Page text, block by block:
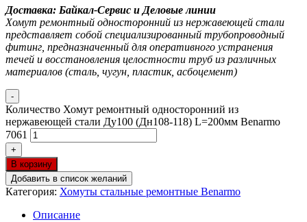
Доставка: Байкал-Сервис и Деловые линии
Хомут ремонтный односторонний из нержавеющей стали
представляет собой специализированный трубопроводный
фитинг, предназначенный для оперативного устранения
течей и восстановления целостности труб из различных
материалов (сталь, чугун, пластик, асбоцемент)
-
Количество Хомут ремонтный односторонний из
нержавеющей стали Ду100 (Дн108-118) L=200мм Benarmo
7061
+
В корзину
Добавить в список желаний
Категория: Хомуты стальные ремонтные Benarmo
Описание